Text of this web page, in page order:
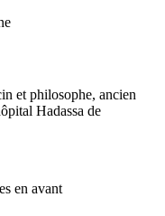
et philosophe, ancien
Hadassa de